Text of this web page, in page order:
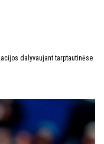
dalyvaujant tarptautinėse